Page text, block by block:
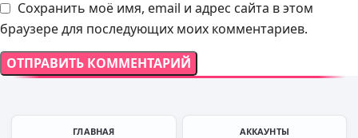
Сохранить моё имя, email и адрес сайта в этом
браузере для последующих моих комментариев.
ГЛАВНАЯ АККАУНТЫ